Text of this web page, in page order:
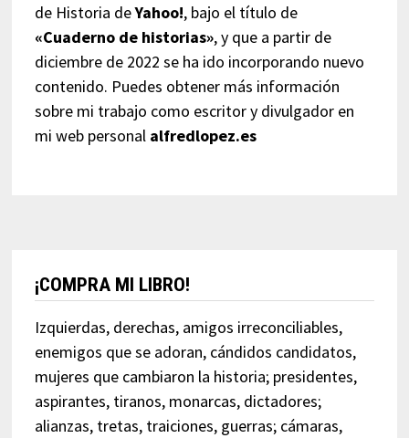
de Historia deYahoo!, bajo el título de
«Cuaderno de historias», y que a partir de
diciembre de 2022 se ha ido incorporando nuevo
contenido. Puedes obtener más información
sobre mi trabajo como escritor y divulgador en
mi web personal alfredlopez.es
¡COMPRA MI LIBRO!
Izquierdas, derechas, amigos irreconciliables,
enemigos que se adoran, cándidos candidatos,
mujeres que cambiaron la historia; presidentes,
aspirantes, tiranos, monarcas, dictadores;
alianzas, tretas, traiciones, guerras; cámaras,